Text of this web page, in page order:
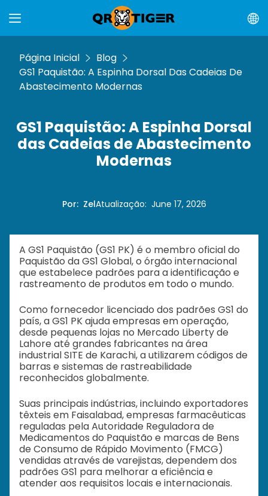
Página Inicial
Blog
GS1 Paquistão: A Espinha Dorsal Das Cadeias De
Abastecimento Modernas
GS1 Paquistão: A Espinha Dorsal
das Cadeias de Abastecimento
Modernas
Por: ZelAtualização: June 17, 2026
A GS1 Paquistão (GS1 PK) é o membro oficial do
Paquistão da GS1 Global, o órgão internacional
que estabelece padrões para a identificação e
rastreamento de produtos em todo o mundo.
Como fornecedor licenciado dos padrões GS1 do
país, a GS1 PK ajuda empresas em operação,
desde pequenas lojas no Mercado Liberty de
Lahore até grandes fabricantes na área
industrial SITE de Karachi, a utilizarem códigos de
barras e sistemas de rastreabilidade
reconhecidos globalmente.
Suas principais indústrias, incluindo exportadores
têxteis em Faisalabad, empresas farmacêuticas
reguladas pela Autoridade Reguladora de
Medicamentos do Paquistão e marcas de Bens
de Consumo de Rápido Movimento (FMCG)
vendidas através de varejistas, dependem dos
padrões GS1 para melhorar a eficiência e
atender aos requisitos locais e internacionais.